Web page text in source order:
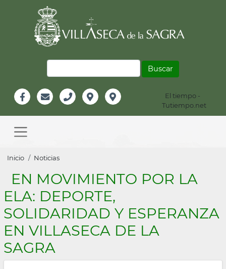
Información
Header
El tiempo -
Tutiempo.net
navigation
Sobrescribir
enlaces
de
ayuda
a
la
navegación
Inicio Noticias
EN MOVIMIENTO POR LA
ELA: DEPORTE,
SOLIDARIDAD Y ESPERANZA
EN VILLASECA DE LA
SAGRA